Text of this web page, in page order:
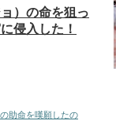
）の命を狙っ
侵入した！
助命を嘆願したの